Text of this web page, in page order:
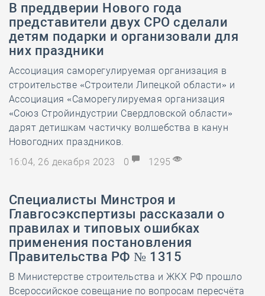
В преддверии Нового года
представители двух СРО сделали
детям подарки и организовали для
них праздники
Ассоциация саморегулируемая организация в
строительстве «Строители Липецкой области» и
Ассоциация «Саморегулируемая организация
«Союз Стройиндустрии Свердловской области»
дарят детишкам частичку волшебства в канун
Новогодних праздников.
16:04, 26 декабря 2023
0 1295
Специалисты Минстроя и
Главгосэкспертизы рассказали о
правилах и типовых ошибках
применения постановления
Правительства РФ № 1315
В Министерстве строительства и ЖКХ РФ прошло
Всероссийское совещание по вопросам пересчёта